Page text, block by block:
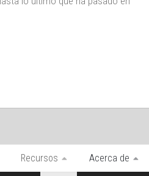
Recursos Acerca de